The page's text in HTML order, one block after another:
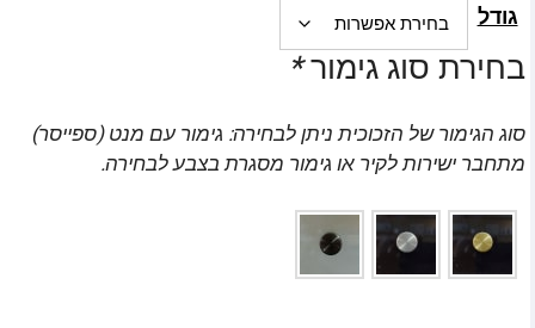
גודל
בחירת סוג גימור*
סוג הגימור של הזכוכית ניתן לבחירה: גימור עם מנט (ספייסר)
מתחבר ישירות לקיר או גימור מסגרת בצבע לבחירה.